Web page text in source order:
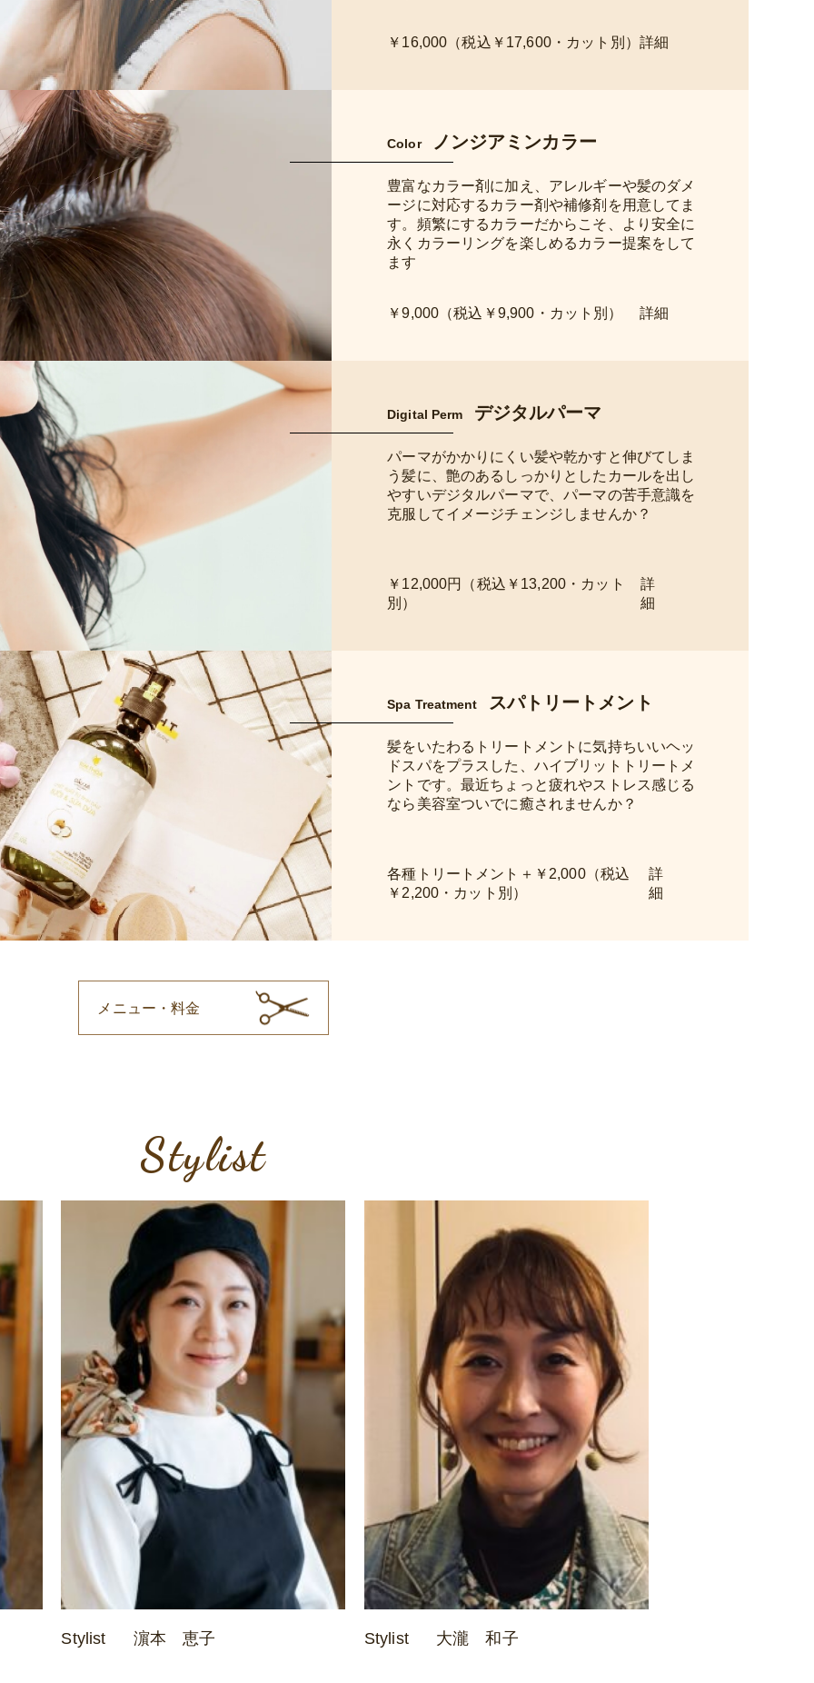
￥16,000（税込￥17,600・カット別）
Colorノンジアミンカラー
豊富なカラー剤に加え、アレルギーや髪のダメ
ージに対応するカラー剤や補修剤を用意してま
す。頻繁にするカラーだからこそ、より安全に
永くカラーリングを楽しめるカラー提案をして
ます
￥9,000（税込￥9,900・カット別）
Digital Perm デジタルパーマ
パーマがかかりにくい髪や乾かすと伸びてしま
う髪に、艶のあるしっかりとしたカールを出し
やすいデジタルパーマで、パーマの苦手意識を
克服してイメージチェンジしませんか？
￥12,000円（税込￥13,200・カット
別）
Spa Treatment スパトリートメント
髪をいたわるトリートメントに気持ちいいヘッ
ドスパをプラスした、ハイブリットトリートメ
ントです。最近ちょっと疲れやストレス感じる
なら美容室ついでに癒されませんか？
各種トリートメント＋￥2,000（税込
￥2,200・カット別）
メニュー・料金
Stylist
Stylist 濵本 恵子 Stylist 大瀧 和子